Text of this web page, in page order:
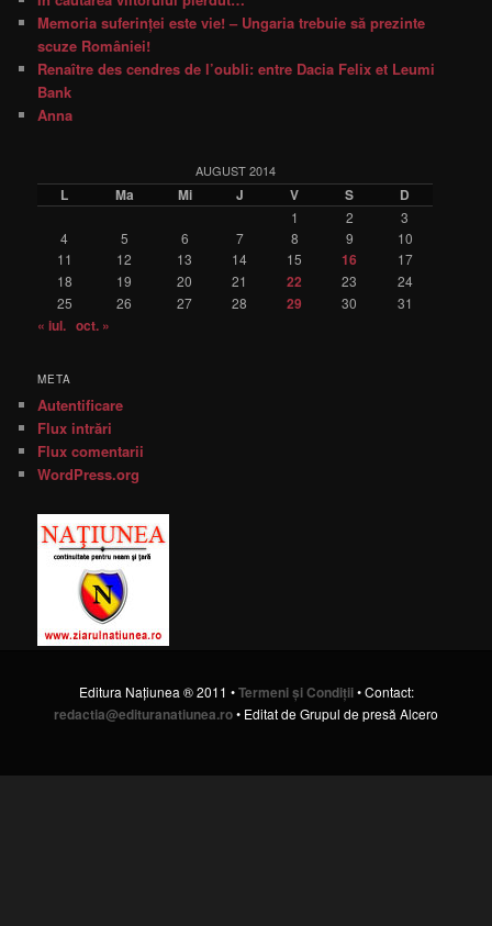
Memoria suferinţei este vie! – Ungaria trebuie să prezinte
scuze României!
Renaître des cendres de l’oubli: entre Dacia Felix et Leumi
Bank
Anna
AUGUST 2014
L Ma Mi J V S D
1 2
3
4
5 6 7 8 9
10
11
12 13 14 15 16
17
18
19 20 21 22 23
24
25
26 27 28 29 30 31
« iul. oct. »
META
Autentificare
Flux intrări
Flux comentarii
WordPress.org
Editura Naţiunea ® 2011 •Termeni şi Condiţii• Contact:
redactia@edituranatiunea.ro• Editat de Grupul de presă Alcero